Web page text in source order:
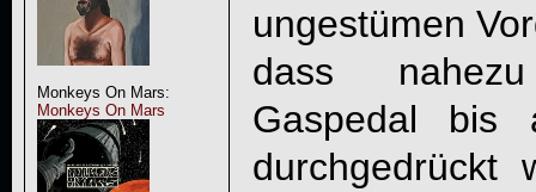
Monkeys On Mars:
Monkeys On Mars
ungestümen
dass
Gaspedal bis
durchgedrückt